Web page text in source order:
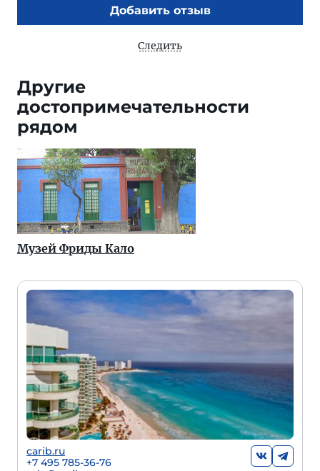
Добавить отзыв
Следить
Другие
достопримечательности
рядом
Музей Фриды Кало
carib.ru
+7 495 785-36-76